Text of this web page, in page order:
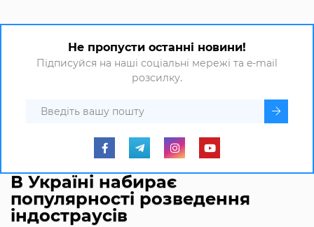
Не пропусти останні новини!
Підписуйся на наші соціальні мережі та e-mail
розсилку.
В Україні набирає
популярності розведення
індостраусів